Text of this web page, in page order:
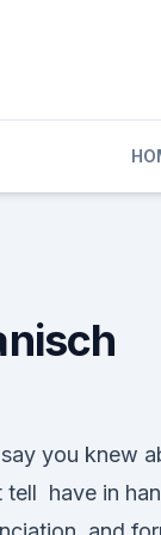
you knew
tell have in